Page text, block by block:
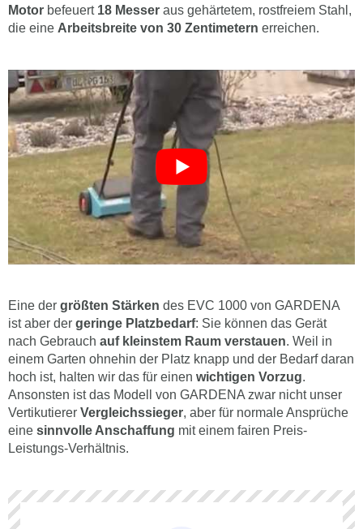
Motor befeuert 18 Messer aus gehärtetem, rostfreiem Stahl,
die eine Arbeitsbreite von 30 Zentimetern erreichen.
Eine der größten Stärken des EVC 1000 von GARDENA
ist aber der geringe Platzbedarf: Sie können das Gerät
nach Gebrauch auf kleinstem Raum verstauen. Weil in
einem Garten ohnehin der Platz knapp und der Bedarf daran
hoch ist, halten wir das für einen wichtigen Vorzug.
Ansonsten ist das Modell von GARDENA zwar nicht unser
Vertikutierer Vergleichssieger, aber für normale Ansprüche
eine sinnvolle Anschaffung mit einem fairen Preis-
Leistungs-Verhältnis.